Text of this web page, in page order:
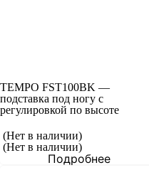
TEMPO FST100BK —
подставка под ногу с
регулировкой по высоте
(Нет в наличии)
(Нет в наличии)
Подробнее